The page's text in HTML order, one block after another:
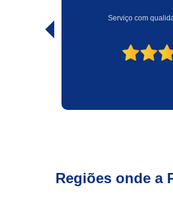
Empresa muito idônea e
Regiões onde a